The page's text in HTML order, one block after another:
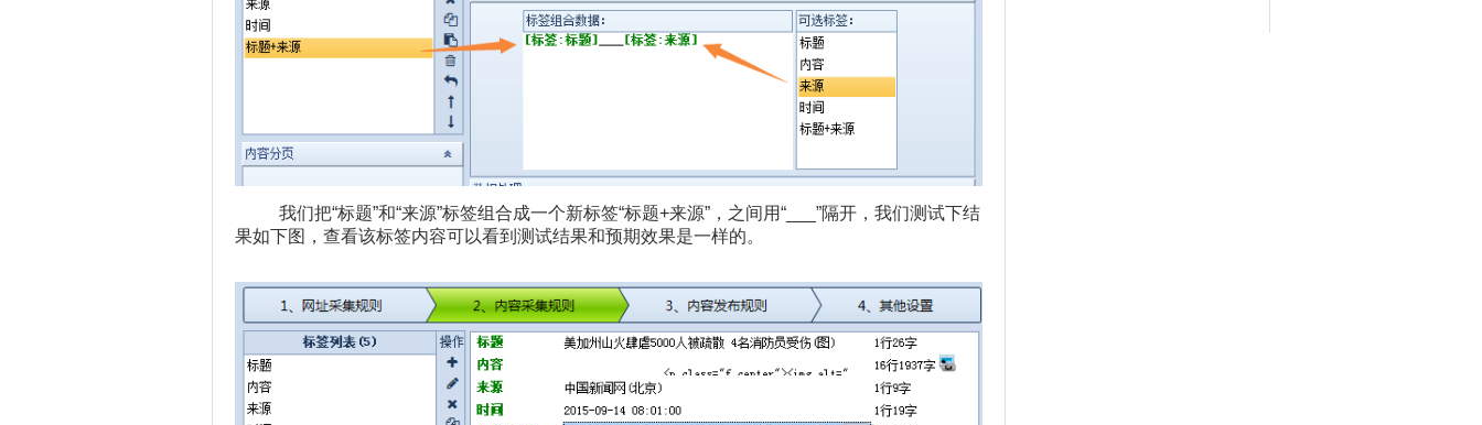
我们把“标题”和“来源”标签组合成一个新标签“标题+来源”，之间用“___”隔开，我们测试下结
果如下图，查看该标签内容可以看到测试结果和预期效果是一样的。